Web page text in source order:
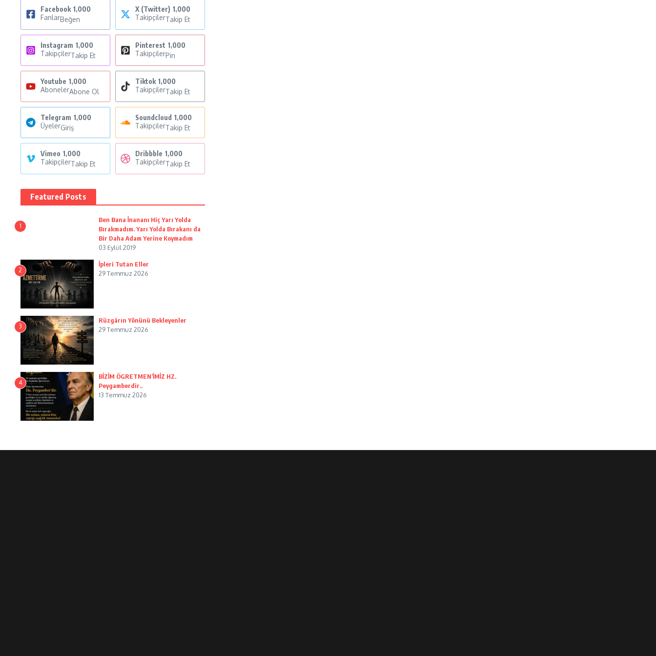
Facebook 1,000
FanlarBeğen
X (Twitter) 1,000
TakipçilerTakip Et
Instagram 1,000
TakipçilerTakip Et
Pinterest 1,000
TakipçilerPin
Youtube 1,000
AbonelerAbone Ol
Tiktok 1,000
TakipçilerTakip Et
Telegram 1,000
ÜyelerGiriş
Soundcloud 1,000
TakipçilerTakip Et
Vimeo 1,000
TakipçilerTakip Et
Dribbble 1,000
TakipçilerTakip Et
Featured Posts
1
Ben Bana İnananı Hiç Yarı Yolda
Bırakmadım. Yarı Yolda Bırakanı da
Bir Daha Adam Yerine Koymadım
03 Eylül 2019
2
İpleri Tutan Eller
29 Temmuz 2026
3
Rüzgârın Yönünü Bekleyenler
29 Temmuz 2026
4
BİZİM ÖGRETMEN’İMİZ HZ.
Peygamberdir..
13 Temmuz 2026